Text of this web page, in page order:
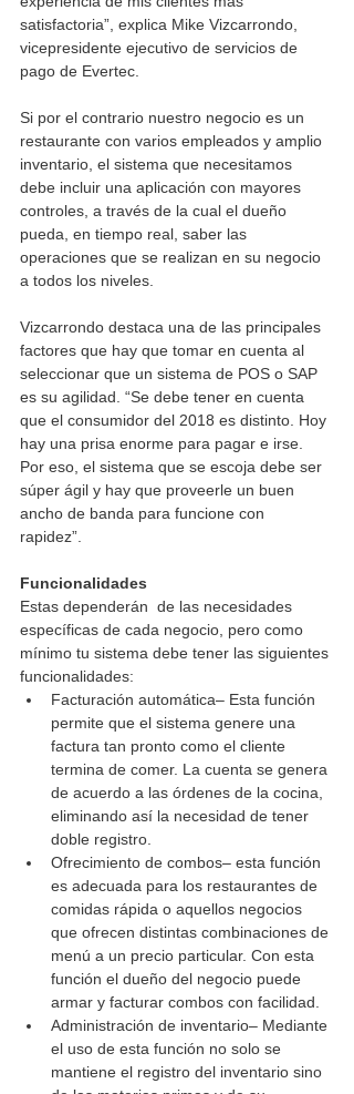
satisfactoria”, explica Mike Vizcarrondo,
vicepresidente ejecutivo de servicios de
pago de Evertec.
Si por el contrario nuestro negocio es un
restaurante con varios empleados y amplio
inventario, el sistema que necesitamos
debe incluir una aplicación con mayores
controles, a través de la cual el dueño
pueda, en tiempo real, saber las
operaciones que se realizan en su negocio
a todos los niveles.
Vizcarrondo destaca una de las principales
factores que hay que tomar en cuenta al
seleccionar que un sistema de POS o SAP
es su agilidad. “Se debe tener en cuenta
que el consumidor del 2018 es distinto. Hoy
hay una prisa enorme para pagar e irse.
Por eso, el sistema que se escoja debe ser
súper ágil y hay que proveerle un buen
ancho de banda para funcione con
rapidez”.
Funcionalidades
Estas dependerán  de las necesidades
específicas de cada negocio, pero como
mínimo tu sistema debe tener las siguientes
funcionalidades:
Facturación automática– Esta función
permite que el sistema genere una
factura tan pronto como el cliente
termina de comer. La cuenta se genera
de acuerdo a las órdenes de la cocina,
eliminando así la necesidad de tener
doble registro.
Ofrecimiento de combos– esta función
es adecuada para los restaurantes de
comidas rápida o aquellos negocios
que ofrecen distintas combinaciones de
menú a un precio particular. Con esta
función el dueño del negocio puede
armar y facturar combos con facilidad.
Administración de inventario– Mediante
el uso de esta función no solo se
mantiene el registro del inventario sino